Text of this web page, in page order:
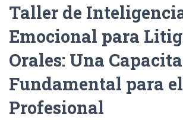
Taller de
Emocional para
Orales: Una
Fundamental para
Profesional